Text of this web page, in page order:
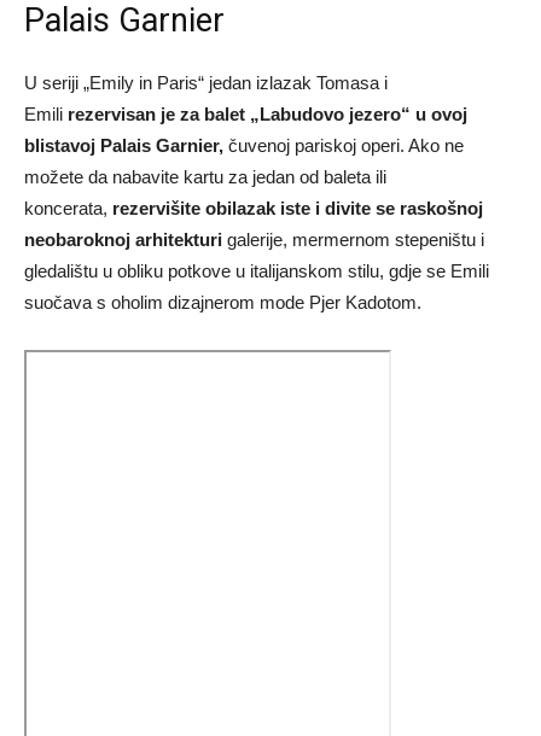
Palais Garnier
U seriji „Emily in Paris“ jedan izlazak Tomasa i
Emili rezervisan je za balet „Labudovo jezero“ u ovoj
blistavoj Palais Garnier, čuvenoj pariskoj operi. Ako ne
možete da nabavite kartu za jedan od baleta ili
koncerata, rezervišite obilazak iste i divite se raskošnoj
neobaroknoj arhitekturi galerije, mermernom stepeništu i
gledalištu u obliku potkove u italijanskom stilu, gdje se Emili
suočava s oholim dizajnerom mode Pjer Kadotom.